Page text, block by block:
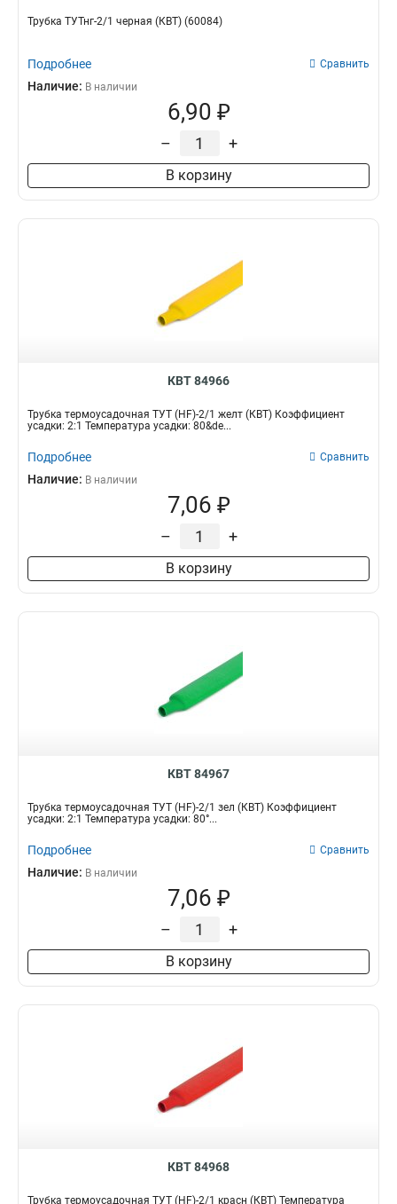
Трубка ТУТнг-2/1 черная (КВТ) (60084)
Подробнее Сравнить
Наличие: В наличии
6,90 ₽
– +
В корзину
КВТ 84966
Трубка термоусадочная ТУТ (HF)-2/1 желт (КВТ) Коэффициент
усадки: 2:1 Температура усадки: 80&de...
Подробнее Сравнить
Наличие: В наличии
7,06 ₽
– +
В корзину
КВТ 84967
Трубка термоусадочная ТУТ (HF)-2/1 зел (КВТ) Коэффициент
усадки: 2:1 Температура усадки: 80°...
Подробнее Сравнить
Наличие: В наличии
7,06 ₽
– +
В корзину
КВТ 84968
Трубка термоусадочная ТУТ (HF)-2/1 красн (КВТ) Температура